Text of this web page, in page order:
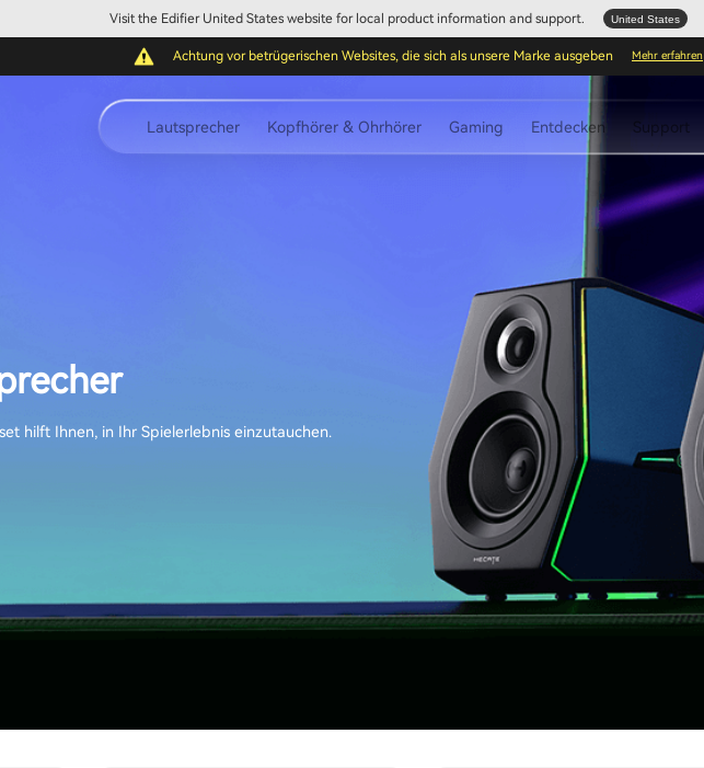
Visit the Edifier United States website for local product information and support. United States
Achtung vor betrügerischen Websites, die sich als unsere Marke ausgeben Mehr erfahren
Lautsprecher Kopfhörer & Ohrhörer Gaming Entdecken Support
hilft Ihnen, in Ihr Spielerlebnis einzutauchen.